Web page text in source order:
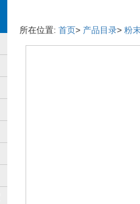
所在位置: 首页> 产品目录> 粉